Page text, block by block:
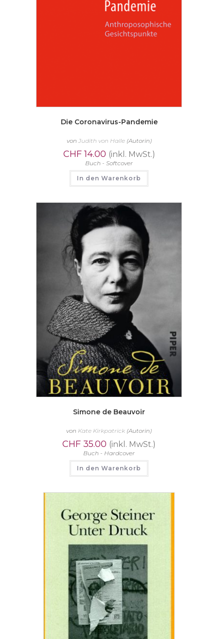
Die Coronavirus-Pandemie
von Judith von Halle(Autorin)
CHF14.00 (inkl. MwSt.)
Buch - Softcover
In den Warenkorb
Simone de Beauvoir
von Kate Kirkpatrick (Autorin)
CHF 35.00 (inkl. MwSt.)
Buch - Hardcover
In den Warenkorb